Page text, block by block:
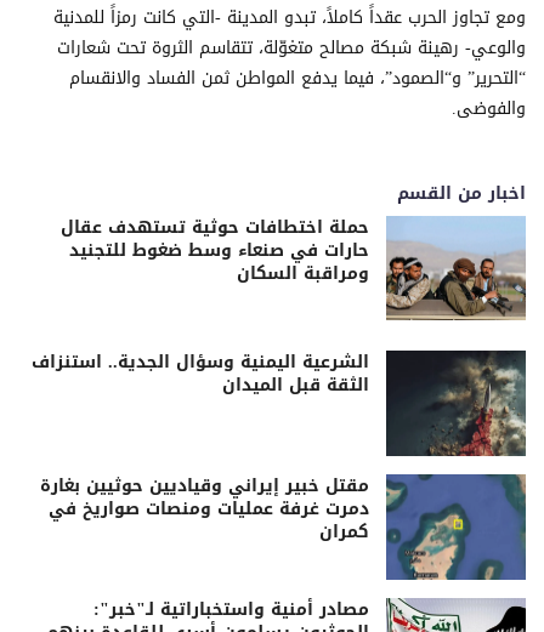
ومع تجاوز الحرب عقداً كاملاً، تبدو المدينة -التي كانت رمزاً للمدنية
والوعي- رهينة شبكة مصالح متغوّلة، تتقاسم الثروة تحت شعارات
“التحرير” و“الصمود”، فيما يدفع المواطن ثمن الفساد والانقسام
والفوضى.
اخبار من القسم
حملة اختطافات حوثية تستهدف عقال
حارات في صنعاء وسط ضغوط للتجنيد
ومراقبة السكان
الشرعية اليمنية وسؤال الجدية.. استنزاف
الثقة قبل الميدان
مقتل خبير إيراني وقياديين حوثيين بغارة
دمرت غرفة عمليات ومنصات صواريخ في
كمران
مصادر أمنية واستخباراتية لـ"خبر":